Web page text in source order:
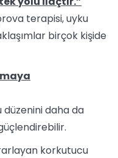
terapisi, uyku
birçok kişide
düzenini daha da
korkutucu